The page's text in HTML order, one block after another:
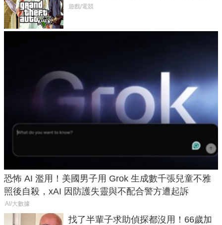
在開掛！」
遊戲/電競
恐怖 AI 濫用！美國男子用 Grok 生成數千張兒童不雅
照後自殺，xAI 因防護失靈與不配合警方遭起訴
AI/大數據
找了半輩子求助偵探都沒用！66歲加